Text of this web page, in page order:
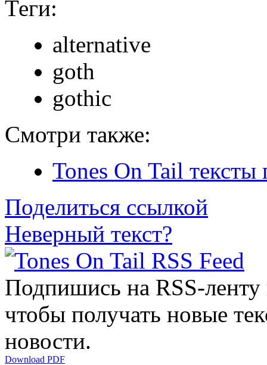
Теги:
alternative
goth
gothic
Смотри также:
Tones On Tail тексты
Поделиться ссылкой
Неверный текст?
Подпишись на RSS-
чтобы получать новые
новости.
Download PDF